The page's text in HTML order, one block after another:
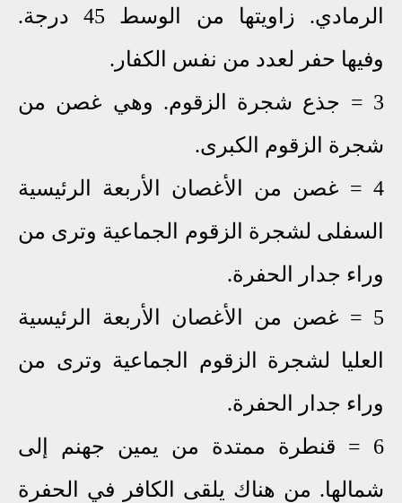
الرمادي. زاويتها من الوسط 45 درجة.
وفيها حفر لعدد من نفس الكفار.
3 = جذع شجرة الزقوم. وهي غصن من
شجرة الزقوم الكبرى.
4 = غصن من الأغصان الأربعة الرئيسية
السفلى لشجرة الزقوم الجماعية وترى من
وراء جدار الحفرة.
5 = غصن من الأغصان الأربعة الرئيسية
العليا لشجرة الزقوم الجماعية وترى من
وراء جدار الحفرة.
6 = قنطرة ممتدة من يمين جهنم إلى
شمالها. من هناك يلقى الكافر في الحفرة